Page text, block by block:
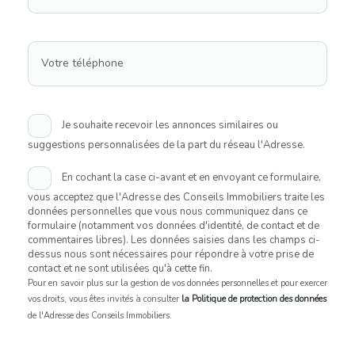
Votre téléphone
Je souhaite recevoir les annonces similaires ou
suggestions personnalisées de la part du réseau l'Adresse.
En cochant la case ci-avant et en envoyant ce formulaire,
vous acceptez que l'Adresse des Conseils Immobiliers traite les
données personnelles que vous nous communiquez dans ce
formulaire (notamment vos données d'identité, de contact et de
commentaires libres). Les données saisies dans les champs ci-
dessus nous sont nécessaires pour répondre à votre prise de
contact et ne sont utilisées qu'à cette fin.
Pour en savoir plus sur la gestion de vos données personnelles et pour exercer
vos droits, vous êtes invités à consulter la Politique de protection des données
de l'Adresse des Conseils Immobiliers.